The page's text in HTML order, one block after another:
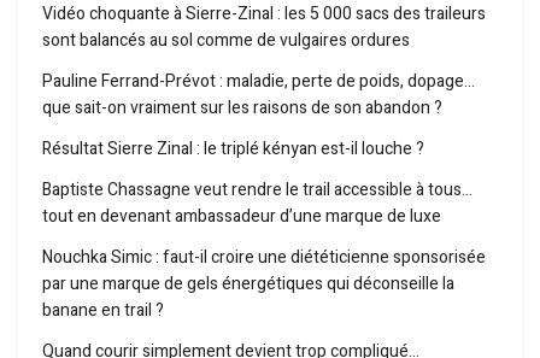
Vidéo choquante à Sierre-Zinal : les 5 000 sacs des traileurs
sont balancés au sol comme de vulgaires ordures
Pauline Ferrand-Prévot : maladie, perte de poids, dopage…
que sait-on vraiment sur les raisons de son abandon ?
Résultat Sierre Zinal : le triplé kényan est-il louche ?
Baptiste Chassagne veut rendre le trail accessible à tous…
tout en devenant ambassadeur d’une marque de luxe
Nouchka Simic : faut-il croire une diététicienne sponsorisée
par une marque de gels énergétiques qui déconseille la
banane en trail ?
Quand courir simplement devient trop compliqué…